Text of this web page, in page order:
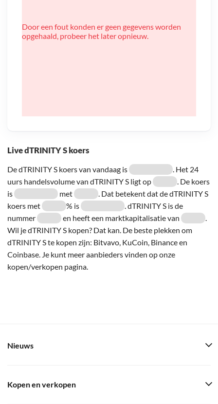
Live dTRINITY S koers
De dTRINITY S koers van vandaag is
. Het 24
uurs handelsvolume van dTRINITY S ligt op
. De koers
is
met
. Dat betekent dat de dTRINITY S
koers met
% is
. dTRINITY S is de
nummer
en heeft een marktkapitalisatie van
.
Wil je dTRINITY S kopen? Dat kan. De beste plekken om
dTRINITY S te kopen zijn: Bitvavo, KuCoin, Binance en
Coinbase. Je kunt meer aanbieders vinden op onze
kopen/verkopen pagina.
Door een fout konden er geen gegevens worden
opgehaald, probeer het later opnieuw.
Nieuws
Kopen en verkopen